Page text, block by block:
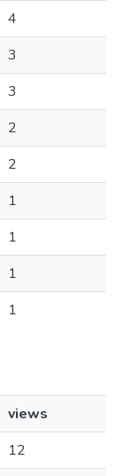
4
3
3
2
2
1
1
1
1
views
12